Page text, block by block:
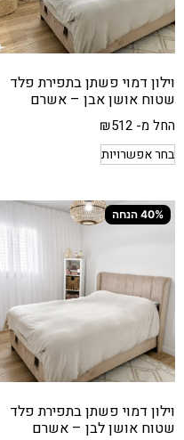
וילון דמוי פשתן בתפירת פלד
שטוח אושן אבן – אשרם
החל מ- ₪512
בחר אפשרויות
40% הנחה
וילון דמוי פשתן בתפירת פלד
שטוח אושן לבן – אשרם